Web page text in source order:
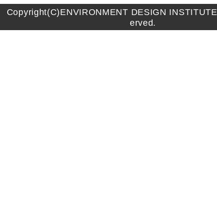
Copyright(C)ENVIRONMENT DESIGN
erved.